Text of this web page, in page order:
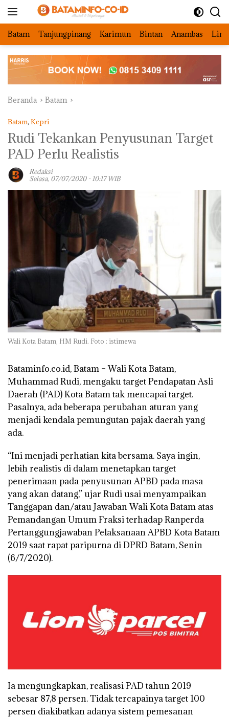
Batam Tanjungpinang Karimun Bintan Anambas
Beranda Batam
Batam, Kepri
Rudi Tekankan Penyusunan Target
PAD Perlu Realistis
Redaksi
Selasa, 07/07/2020 - 10:17 WIB
Wali Kota Batam, HM Rudi. Foto : istimewa
Bataminfo.co.id, Batam –Wali Kota Batam,
Muhammad Rudi, mengaku target Pendapatan Asli
Daerah (PAD) Kota Batam tak mencapai target.
Pasalnya, ada beberapa perubahan aturan yang
menjadi kendala pemungutan pajak daerah yang
ada.
“Ini menjadi perhatian kita bersama. Saya ingin,
lebih realistis di dalam menetapkan target
penerimaan pada penyusunan APBD pada masa
yang akan datang,” ujar Rudi usai menyampaikan
Tanggapan dan/atau Jawaban Wali Kota Batam atas
Pemandangan Umum Fraksi terhadap Ranperda
Pertanggungjawaban Pelaksanaan APBD Kota Batam
2019 saat rapat paripurna di DPRD Batam, Senin
(6/7/2020).
Ia mengungkapkan, realisasi PAD tahun 2019
sebesar 87,8 persen. Tidak tercapainya target 100
persen diakibatkan adanya sistem pemesanan